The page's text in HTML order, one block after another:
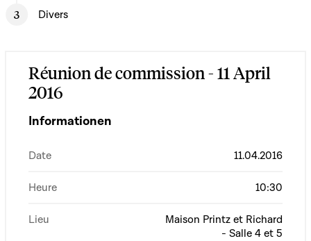
Divers
Réunion de commission - 11 April
2016
Informationen
Date 11.04.2016
Heure 10:30
Lieu
Maison Printz et Richard
- Salle 4 et 5